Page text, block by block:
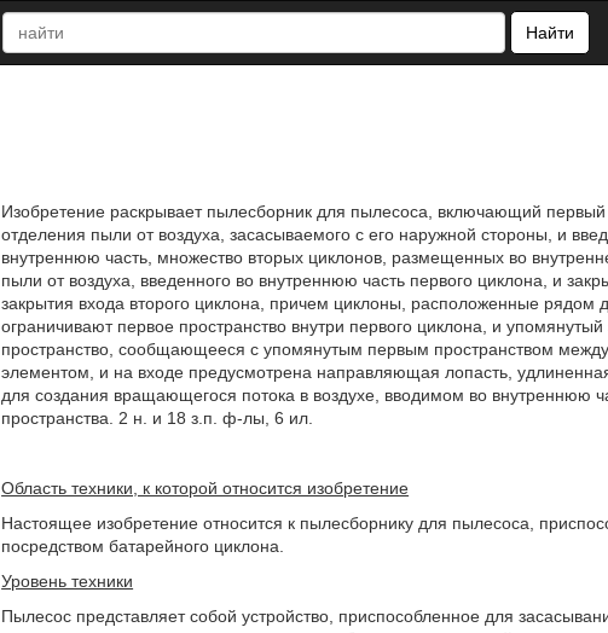
Найти
Изобретение раскрывает пылесборник для пылесоса, включающий
отделения пыли от воздуха, засасываемого с его наружной стороны, и
внутреннюю часть, множество вторых циклонов, размещенных во
пыли от воздуха, введенного во внутреннюю часть первого циклона, и
закрытия входа второго циклона, причем циклоны, расположенные рядом
ограничивают первое пространство внутри первого циклона, и
пространство, сообщающееся с упомянутым первым пространством
элементом, и на входе предусмотрена направляющая лопасть,
для создания вращающегося потока в воздухе, вводимом во внутреннюю
пространства. 2 н. и 18 з.п. ф-лы, 6 ил.
Область техники, к которой относится изобретение
Настоящее изобретение относится к пылесборнику для пылесоса,
посредством батарейного циклона.
Уровень техники
Пылесос представляет собой устройство, приспособленное для